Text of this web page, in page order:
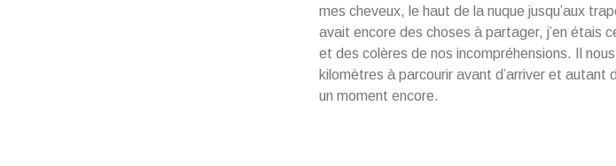
mes cheveux, le haut de la nuque jusqu’aux
avait encore des choses à partager, j’en étais
et des colères de nos incompréhensions. Il
kilomètres à parcourir avant d’arriver et autant
un moment encore.